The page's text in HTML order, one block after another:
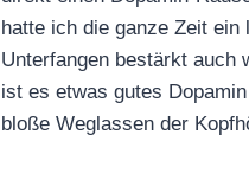
hatte ich die ganze Zeit
Unterfangen bestärkt auch
ist es etwas gutes
bloße Weglassen der